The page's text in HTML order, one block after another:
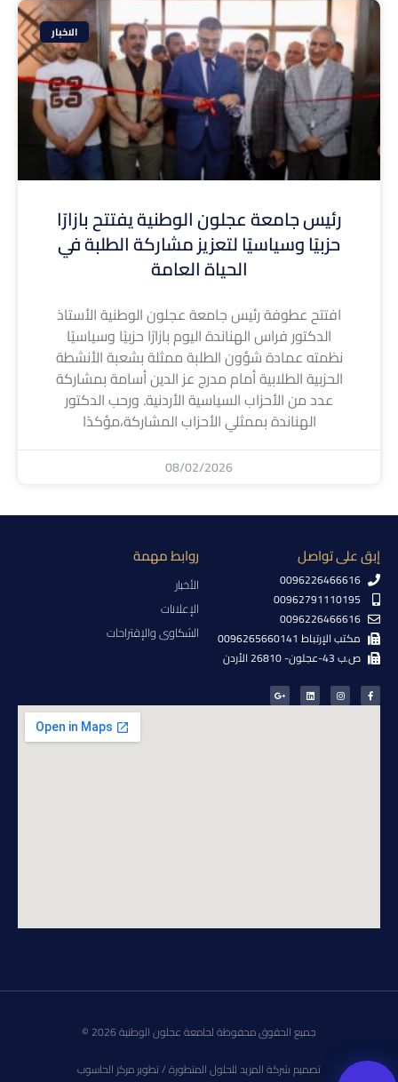
الاخبار
رئيس جامعة عجلون الوطنية يفتتح بازارًا
حزبيًا وسياسيًا لتعزيز مشاركة الطلبة في
الحياة العامة
افتتح عطوفة رئيس جامعة عجلون الوطنية الأستاذ
الدكتور فراس الهناندة اليوم بازارًا حزبيًا وسياسيًا
نظمته عمادة شؤون الطلبة ممثلة بشعبة الأنشطة
الحزبية الطلابية أمام مدرج عز الدين أسامة بمشاركة
عدد من الأحزاب السياسية الأردنية. ورحب الدكتور
الهناندة بممثلي الأحزاب المشاركة،مؤكدًا
08/02/2026
إبق على تواصل
0096226466616
00962791110195
0096226466616
مكتب الإرتباط 0096265660141
ص.ب 43-عجلون- 26810 الأردن
روابط مهمة
الأخبار
الإعلانات
الشكاوى والإقتراحات
جميع الحقوق محفوظة لجامعة عجلون الوطنية 2026 ©
تصميم شركة المزيد للحلول المتطورة / تطوير مركز الحاسوب